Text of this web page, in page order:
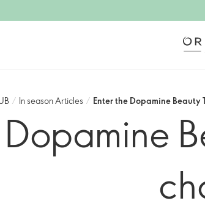
/ In season Articles / Enter the Dopamine Beauty